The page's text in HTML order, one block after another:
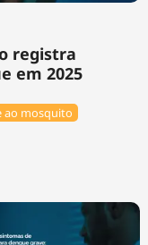
registra
em 2025
ao mosquito